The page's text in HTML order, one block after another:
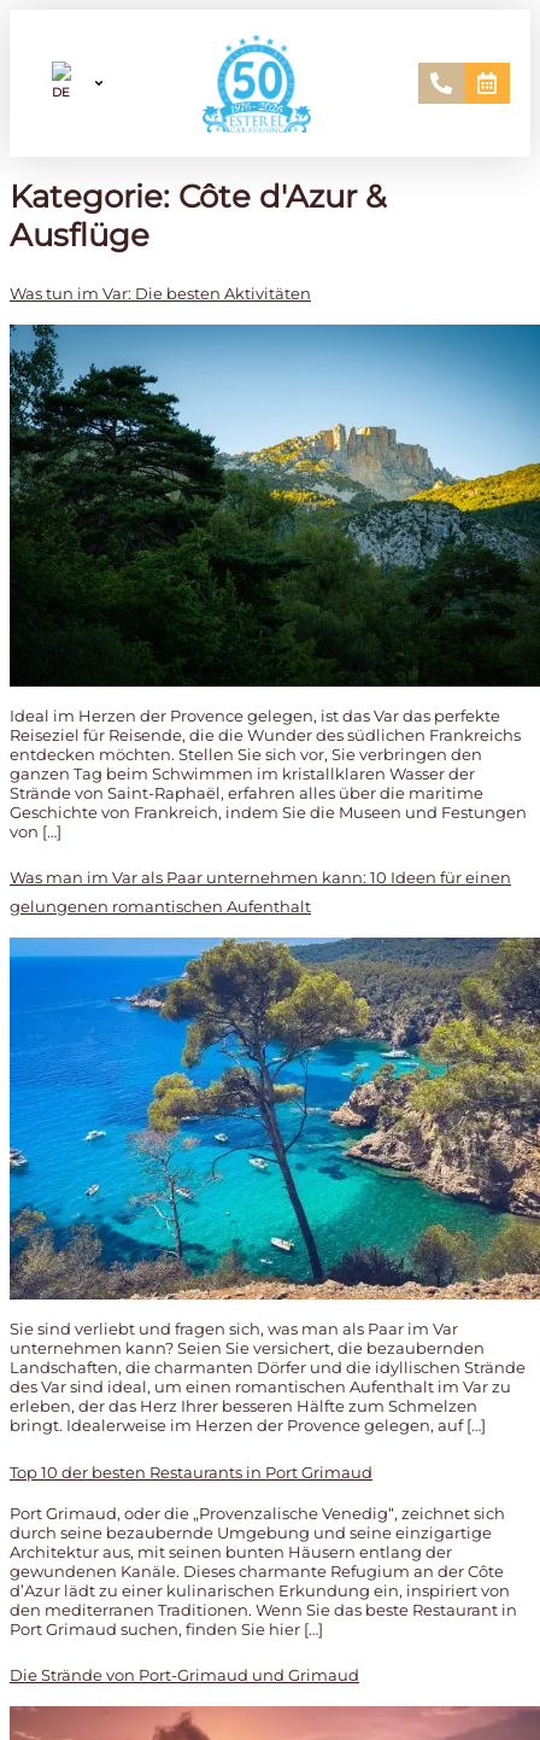
Kategorie: Côte d'Azur &
Ausflüge
Was tun im Var: Die besten Aktivitäten
Ideal im Herzen der Provence gelegen, ist das Var das perfekte
Reiseziel für Reisende, die die Wunder des südlichen Frankreichs
entdecken möchten. Stellen Sie sich vor, Sie verbringen den
ganzen Tag beim Schwimmen im kristallklaren Wasser der
Strände von Saint-Raphaël, erfahren alles über die maritime
Geschichte von Frankreich, indem Sie die Museen und Festungen
von […]
Was man im Var als Paar unternehmen kann: 10 Ideen für einen
gelungenen romantischen Aufenthalt
Sie sind verliebt und fragen sich, was man als Paar im Var
unternehmen kann? Seien Sie versichert, die bezaubernden
Landschaften, die charmanten Dörfer und die idyllischen Strände
des Var sind ideal, um einen romantischen Aufenthalt im Var zu
erleben, der das Herz Ihrer besseren Hälfte zum Schmelzen
bringt. Idealerweise im Herzen der Provence gelegen, auf […]
Top 10 der besten Restaurants in Port Grimaud
Port Grimaud, oder die „Provenzalische Venedig“, zeichnet sich
durch seine bezaubernde Umgebung und seine einzigartige
Architektur aus, mit seinen bunten Häusern entlang der
gewundenen Kanäle. Dieses charmante Refugium an der Côte
d’Azur lädt zu einer kulinarischen Erkundung ein, inspiriert von
den mediterranen Traditionen. Wenn Sie das beste Restaurant in
Port Grimaud suchen, finden Sie hier […]
Die Strände von Port-Grimaud und Grimaud